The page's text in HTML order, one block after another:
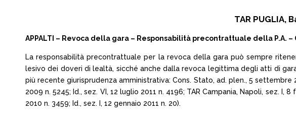
TAR PUGLIA,
APPALTI – Revoca della gara – Responsabilità precontrattuale della P.A.
La responsabilità precontrattuale per la revoca della gara può sempre
lesivo dei doveri di lealtà, sicché anche dalla revoca legittima degli atti di
più recente giurisprudenza amministrativa: Cons. Stato, ad. plen., 5 settembre
2009 n. 5245; Id., sez. VI, 12 luglio 2011 n. 4196; TAR Campania, Napoli, sez. I,
2010 n. 3459; Id., sez. I, 12 gennaio 2011 n. 20).